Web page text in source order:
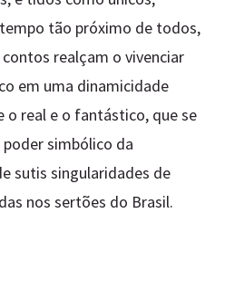
tão próximo de todos,
realçam o vivenciar
em uma dinamicidade
o real e o fantástico, que se
simbólico da
sutis singularidades de
nos sertões do Brasil.